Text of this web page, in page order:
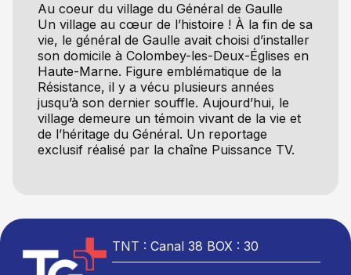
Au coeur du village du Général de Gaulle
Un village au cœur de l’histoire ! À la fin de sa
vie, le général de Gaulle avait choisi d’installer
son domicile à Colombey-les-Deux-Églises en
Haute-Marne. Figure emblématique de la
Résistance, il y a vécu plusieurs années
jusqu’à son dernier souffle. Aujourd’hui, le
village demeure un témoin vivant de la vie et
de l’héritage du Général. Un reportage
exclusif réalisé par la chaîne Puissance TV.
TNT : Canal 38 BOX : 30